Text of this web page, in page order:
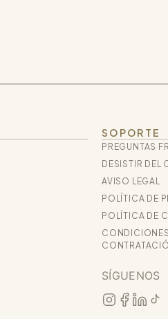
SOPORTE
PREGUNTAS
DESISTIR DEL
AVISO LEGAL
POLÍTICA DE
POLÍTICA DE
SÍGUENOS